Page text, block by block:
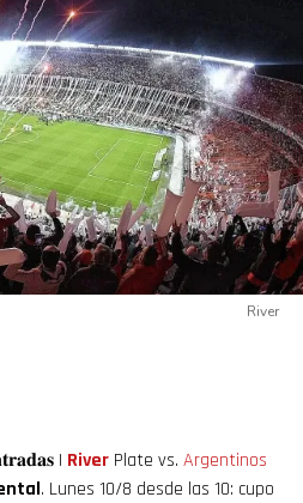
River
| River Plate vs. Argentinos
. Lunes 10/8 desde las 10: cupo